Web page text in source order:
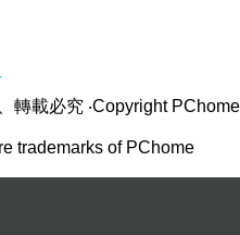
轉載必究 ‧Copyright PChome
trademarks of PChome